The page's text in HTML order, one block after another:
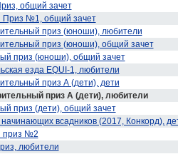
общий зачет
Приз №1, общий зачет
приз (юноши), любители
приз (юноши), общий зачет
приз (юноши), общий зачет
езда EQUI-1, любители
приз А (дети), дети
приз А (дети), любители
приз (дети), общий зачет
начинающих всадников (2017, Конкорд),
приз №2
любители